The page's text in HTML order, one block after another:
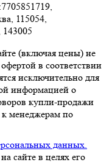
115054,
(включая цены) не
в соответствии
исключительно для
информацией о
купли-продажи
к менеджерам по
данных.
сайте в целях его